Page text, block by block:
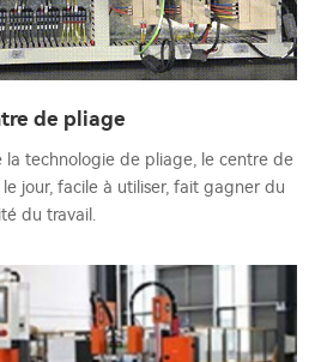
de pliage
technologie de pliage, le centre de
jour, facile à utiliser, fait gagner du
du travail.